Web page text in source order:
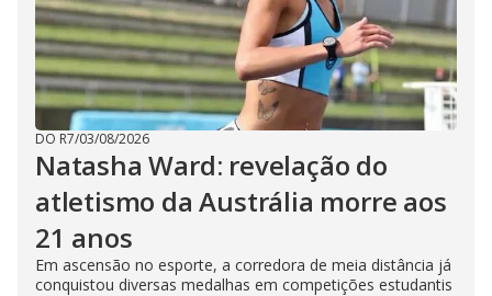
DO R7/03/08/2026
Natasha Ward: revelação do
atletismo da Austrália morre aos
21 anos
Em ascensão no esporte, a corredora de meia distância já
conquistou diversas medalhas em competições estudantis